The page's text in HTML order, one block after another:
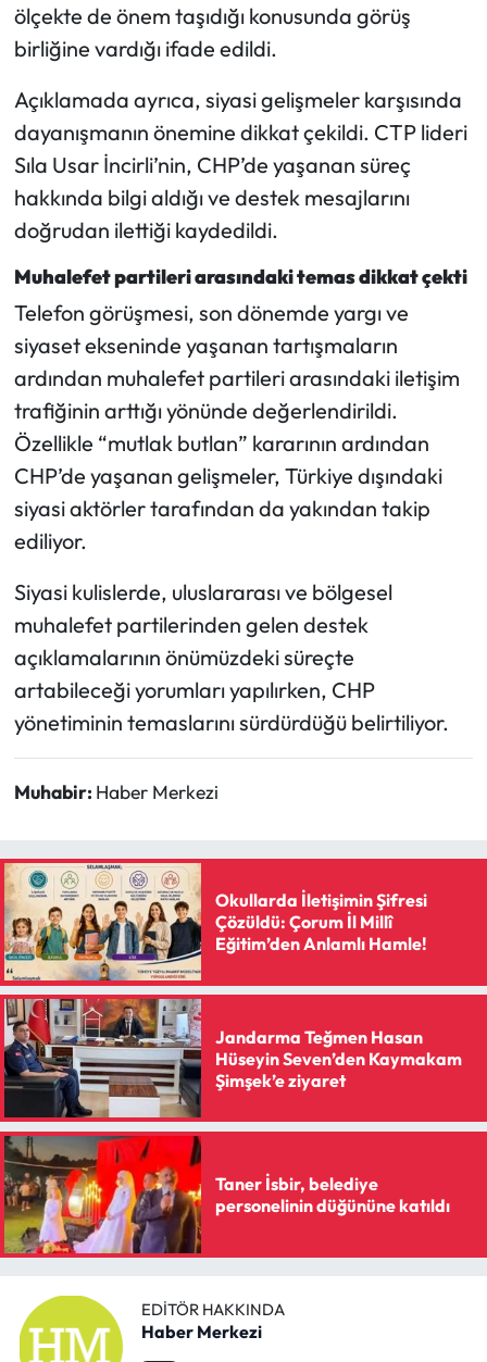
ölçekte de önem taşıdığı konusunda görüş
birliğine vardığı ifade edildi.
Açıklamada ayrıca, siyasi gelişmeler karşısında
dayanışmanın önemine dikkat çekildi. CTP lideri
Sıla Usar İncirli’nin, CHP’de yaşanan süreç
hakkında bilgi aldığı ve destek mesajlarını
doğrudan ilettiği kaydedildi.
Muhalefet partileri arasındaki temas dikkat çekti
Telefon görüşmesi, son dönemde yargı ve
siyaset ekseninde yaşanan tartışmaların
ardından muhalefet partileri arasındaki iletişim
trafiğinin arttığı yönünde değerlendirildi.
Özellikle “mutlak butlan” kararının ardından
CHP’de yaşanan gelişmeler, Türkiye dışındaki
siyasi aktörler tarafından da yakından takip
ediliyor.
Siyasi kulislerde, uluslararası ve bölgesel
muhalefet partilerinden gelen destek
açıklamalarının önümüzdeki süreçte
artabileceği yorumları yapılırken, CHP
yönetiminin temaslarını sürdürdüğü belirtiliyor.
Muhabir: Haber Merkezi
Okullarda İletişimin Şifresi
Çözüldü: Çorum İl Millî
Eğitim’den Anlamlı Hamle!
Jandarma Teğmen Hasan
Hüseyin Seven’den Kaymakam
Şimşek’e ziyaret
Taner İsbir, belediye
personelinin düğününe katıldı
EDITÖR HAKKINDA
Haber Merkezi
Sungurlu Haberleri
Uğurludağ Haberleri
Yaşam
Yayla Haber
Yerel Haberler